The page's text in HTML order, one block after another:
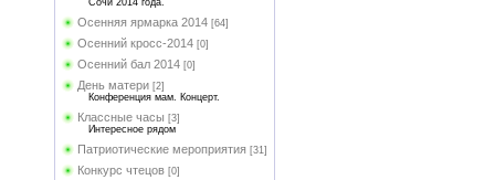
Сочи 2014 года.
Осенняя ярмарка 2014 [64]
Осенний кросс-2014 [0]
Осенний бал 2014 [0]
День матери [2]
Конференция мам. Концерт.
Классные часы [3]
Интересное рядом
Патриотические мероприятия [31]
Конкурс чтецов [0]